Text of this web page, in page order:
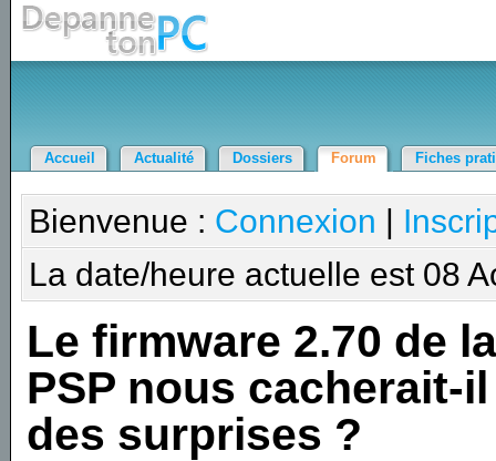
Accueil Actualité Dossiers Forum Fiches
Bienvenue : Connexion |
La date/heure actuelle est 08
Le firmware 2.70 de
PSP nous cacherait-il
des surprises ?